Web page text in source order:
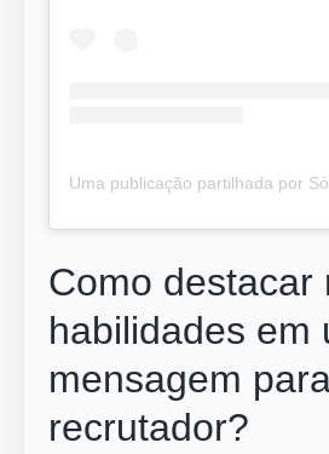
Como destacar
habilidades em
mensagem
recrutador?